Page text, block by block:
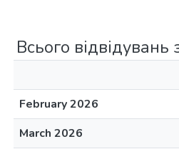
Всього відвідувань
February 2026
March 2026